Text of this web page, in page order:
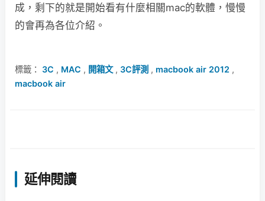
成，剩下的就是開始看有什麼相關mac的軟體，慢慢
的會再為各位介紹。
標籤： 3C , MAC , 開箱文, 3C評測 , macbook air 2012 ,
macbook air
延伸閱讀